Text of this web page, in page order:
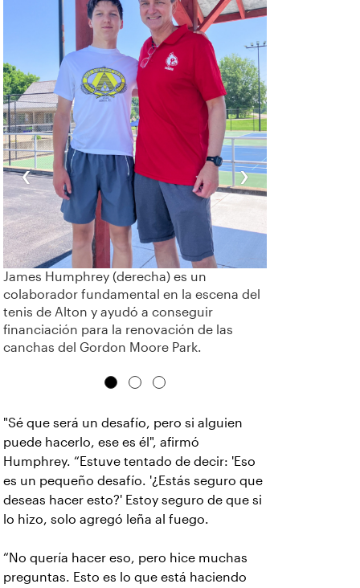
‹
James Humphrey (derecha) es un
colaborador fundamental en la escena del
tenis de Alton y ayudó a conseguir
financiación para la renovación de las
canchas del Gordon Moore Park.
›
"Sé que será un desafío, pero si alguien
puede hacerlo, ese es él", afirmó
Humphrey. “Estuve tentado de decir: 'Eso
es un pequeño desafío. '¿Estás seguro que
deseas hacer esto?' Estoy seguro de que si
lo hizo, solo agregó leña al fuego.
“No quería hacer eso, pero hice muchas
preguntas. Esto es lo que está haciendo